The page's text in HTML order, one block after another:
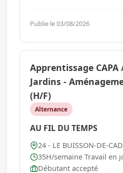
débutante motivée pour
bienvenue. Vous serez responsable de
l'installation, de la
Publie le 03/08/2026
Apprentissage CAPA
Jardins -
(H/F)
Alternance
AU FIL DU TEMPS
24 - LE BUISSON-DE-
35H/semaine Travail en
Débutant accepté